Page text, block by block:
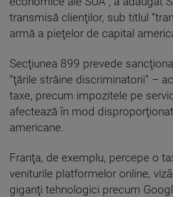
transmisă clienţilor, sub titlul
armă a pieţelor de capital
Secţiunea 899 prevede
”ţările străine discriminatorii” –
taxe, precum impozitele pe
afectează în mod
americane.
Franţa, de exemplu, percepe o
veniturile platformelor online,
giganţi tehnologici precum